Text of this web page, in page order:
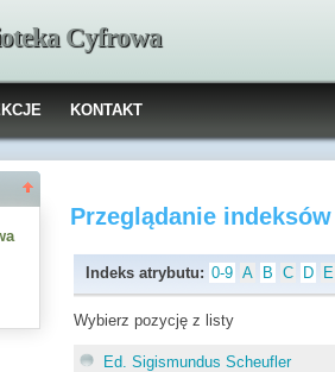
Cyfrowa
KONTAKT
Przeglądanie indeksów
Indeks atrybutu: 0-9 A B C D E
Wybierz pozycję z listy
Ed. Sigismundus Scheufler